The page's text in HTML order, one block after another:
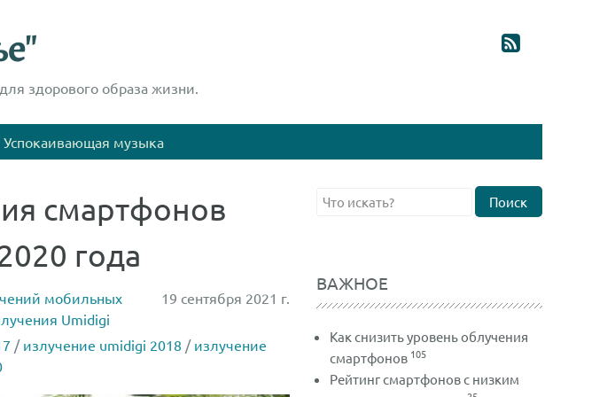
здорового образа жизни.
Успокаивающая музыка
смартфонов
года
19 сентября 2021 г.
мобильных
Umidigi
/ излучение umidigi 2018 / излучение
Поиск
ВАЖНОЕ
Как снизить уровень облучения
смартфонов 105
Рейтинг смартфонов с низким